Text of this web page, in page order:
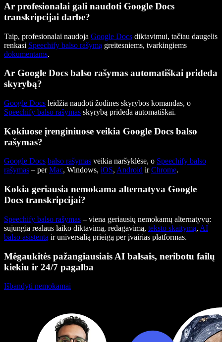
Ar profesionalai gali naudoti Google Docs
transkripcijai darbe?
Taip, profesionalai naudoja Google Docs diktavimui, tačiau daugelis
renkasi Speechify balso rašymą greitesniems, tvarkingiems
dokumentams.
Ar Google Docs balso rašymas automatiškai prideda
skyrybą?
Google Docs leidžia naudoti žodines skyrybos komandas, o
Speechify balso rašymas skyrybą prideda automatiškai.
Kokiuose įrenginiuose veikia Google Docs balso
rašymas?
Google Docs balso rašymas veikia naršyklėse, o Speechify balso
rašymas – perMac, Windows, iOS, Android irChrome.
Kokia geriausia nemokama alternatyva Google
Docs transkripcijai?
Speechify balso rašymas – viena geriausių nemokamų alternatyvų:
sujungia realaus laiko diktavimą, redagavimą, teksto skaitymą, AI
balso asistentą ir universalią prieigą per įvairias platformas.
Mėgaukitės pažangiausiais AI balsais, neribotu failų
kiekiu ir 24/7 pagalba
Išbandyti nemokamai